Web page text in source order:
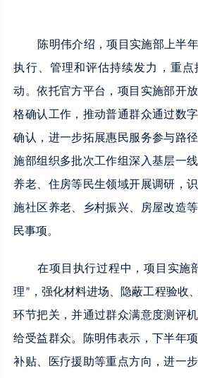
陈明伟介绍，项目实施部上半
执行、管理和评估持续发力，重
动。依托官方平台，项目实施部开
格确认工作，推动普通群众通过数
确认，进一步拓展惠民服务参与路
施部组织多批次工作组深入基层一
养老、住房等民生领域开展调研，
施社区养老、乡村振兴、房屋改造
民事项。
在项目执行过程中，项目实施
理” ，强化材料进场、隐蔽工程验收
环节把关，并通过群众满意度测评
给受益群众。陈明伟表示，下半年
补贴、医疗援助等重点方向，进一